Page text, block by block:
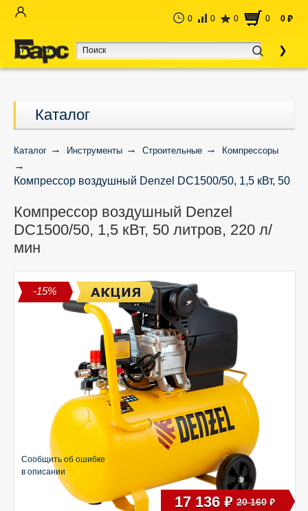
0 0 0 0 0 руб
Каталог
Каталог Инструменты Строительные Компрессоры
Компрессор воздушный Denzel DC1500/50, 1,5 кВт, 50
Компрессор воздушный Denzel
DC1500/50, 1,5 кВт, 50 литров, 220 л/
мин
-15%
Сообщить об ошибке
в описании
17 136 руб 20 160 руб